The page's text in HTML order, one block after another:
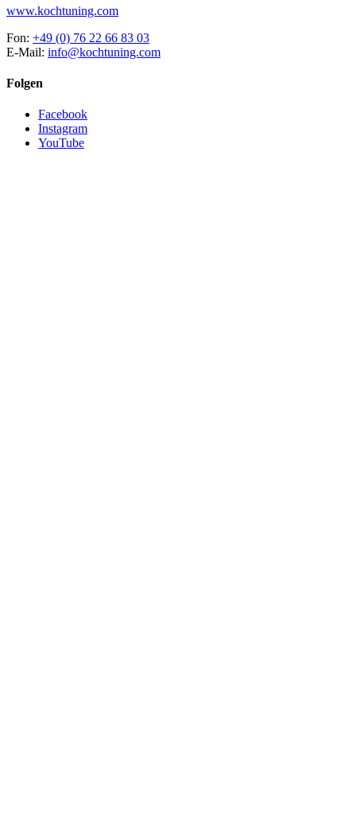
www.kochtuning.com
Fon: +49 (0) 76 22 66 83 03
E-Mail: info@kochtuning.com
Folgen
Facebook
Instagram
YouTube